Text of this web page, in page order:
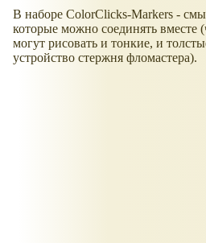
В наборе ColorClicks-Markers -
которые можно соединять вместе
могут рисовать и тонкие, и
устройство стержня фломастера).